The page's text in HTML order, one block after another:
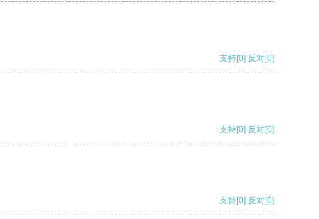
支持[0] 反对[0]
支持[0] 反对[0]
支持[0] 反对[0]